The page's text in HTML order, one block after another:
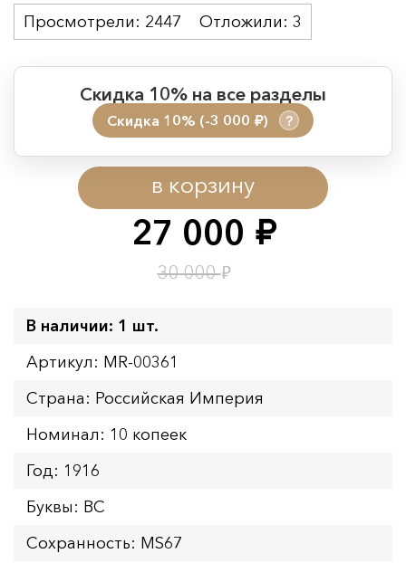
27 000 руб.
30 000₽
в корзину
Скидка 10% на все разделы
Скидка 10% (-3 000 руб.) ?
Период действия акции:
Начало:
08.08.2026 00:01
Окончание:
09.08.2026 23:59
Время до окончания:
Просмотрели: 2447 Отложили: 3
В наличии: 1 шт.
Артикул: MR-00361
Страна: Российская Империя
Номинал: 10 копеек
Год: 1916
Буквы: ВС
Сохранность: MS67